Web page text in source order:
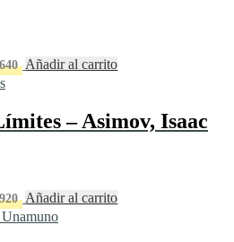
Añadir al carrito
– Asimov, Isaac
Añadir al carrito